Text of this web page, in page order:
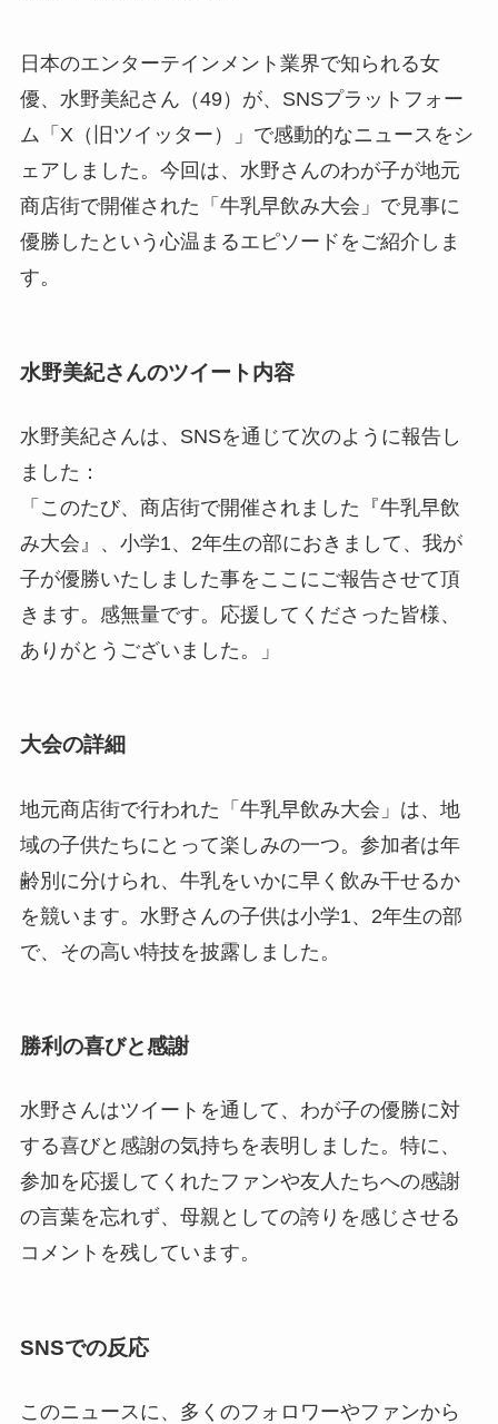
日本のエンターテインメント業界で知られる女
優、水野美紀さん（49）が、SNSプラットフォー
ム「X（旧ツイッター）」で感動的なニュースをシ
ェアしました。今回は、水野さんのわが子が地元
商店街で開催された「牛乳早飲み大会」で見事に
優勝したという心温まるエピソードをご紹介しま
す。
水野美紀さんのツイート内容
水野美紀さんは、SNSを通じて次のように報告し
ました：
「このたび、商店街で開催されました『牛乳早飲
み大会』、小学1、2年生の部におきまして、我が
子が優勝いたしました事をここにご報告させて頂
きます。感無量です。応援してくださった皆様、
ありがとうございました。」
大会の詳細
地元商店街で行われた「牛乳早飲み大会」は、地
域の子供たちにとって楽しみの一つ。参加者は年
齢別に分けられ、牛乳をいかに早く飲み干せるか
を競います。水野さんの子供は小学1、2年生の部
で、その高い特技を披露しました。
勝利の喜びと感謝
水野さんはツイートを通して、わが子の優勝に対
する喜びと感謝の気持ちを表明しました。特に、
参加を応援してくれたファンや友人たちへの感謝
の言葉を忘れず、母親としての誇りを感じさせる
コメントを残しています。
SNSでの反応
このニュースに、多くのフォロワーやファンから